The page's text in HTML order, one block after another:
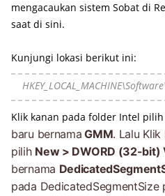
mengacaukan sistem Sobat di
saat di sini.
Kunjungi lokasi berikut ini:
Klik kanan pada folder Intel pilih
baru bernama GMM. Lalu
pilih New > DWORD (32-bit)
bernama
pada DedicatedSegmentSize